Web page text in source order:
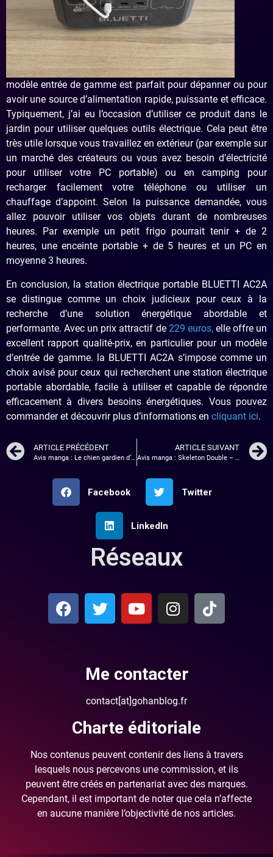
modèle entrée de gamme est parfait pour dépanner ou pour
avoir une source d’alimentation rapide, puissante et efficace.
Typiquement, j’ai eu l’occasion d’utiliser ce produit dans le
jardin pour utiliser quelques outils électrique. Cela peut être
très utile lorsque vous travaillez en extérieur (par exemple sur
un marché des créateurs ou vous avez besoin d’électricité
pour utiliser votre PC portable) ou en camping pour
recharger facilement votre téléphone ou utiliser un
chauffage d’appoint. Selon la puissance demandée, vous
allez pouvoir utiliser vos objets durant de nombreuses
heures. Par exemple un petit frigo pourrait tenir + de 2
heures, une enceinte portable + de 5 heures et un PC en
moyenne 3 heures.
En conclusion, la station électrique portable BLUETTI AC2A
se distingue comme un choix judicieux pour ceux à la
recherche d’une solution énergétique abordable et
performante. Avec un prix attractif de 229 euros,elle offre un
excellent rapport qualité-prix, en particulier pour un modèle
d’entrée de gamme. la BLUETTI AC2A s’impose comme un
choix avisé pour ceux qui recherchent une station électrique
portable abordable, facile à utiliser et capable de répondre
efficacement à divers besoins énergétiques. Vous pouvez
commander et découvrir plus d’informations en cliquant ici.
ARTICLE PRÉCÉDENT
Avis manga : Le chien gardien d’étoiles
ARTICLE SUIVANT
Avis manga : Skeleton Double – tome 1
Facebook Twitter
LinkedIn
Réseaux
Me contacter
contact[at]gohanblog.fr
Charte éditoriale
Nos contenus peuvent contenir des liens à travers
lesquels nous percevons une commission, et ils
peuvent être créés en partenariat avec des marques.
Cependant, il est important de noter que cela n’affecte
en aucune manière l’objectivité de nos articles.